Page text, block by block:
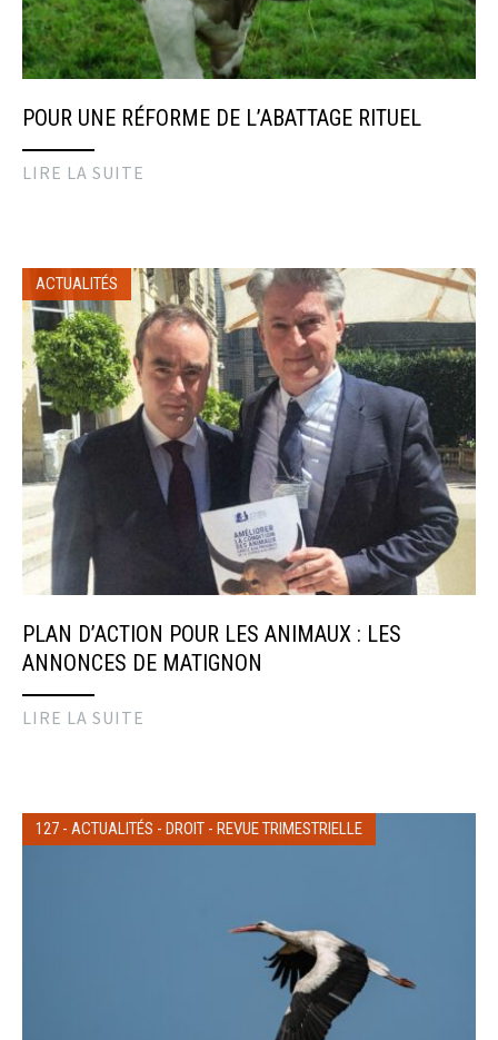
POUR UNE RÉFORME DE L’ABATTAGE RITUEL
LIRE LA SUITE
ACTUALITÉS
PLAN D’ACTION POUR LES ANIMAUX : LES
ANNONCES DE MATIGNON
LIRE LA SUITE
127 - ACTUALITÉS - DROIT - REVUE TRIMESTRIELLE